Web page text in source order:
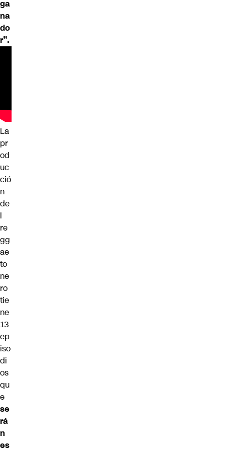
ga
na
do
r”.
La
pr
od
uc
ció
n
de
l
re
gg
ae
to
ne
ro
tie
ne
13
ep
iso
di
os
qu
e
se
rá
n
es